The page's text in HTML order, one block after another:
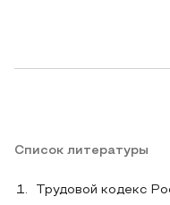
Список литературы
Трудовой кодекс